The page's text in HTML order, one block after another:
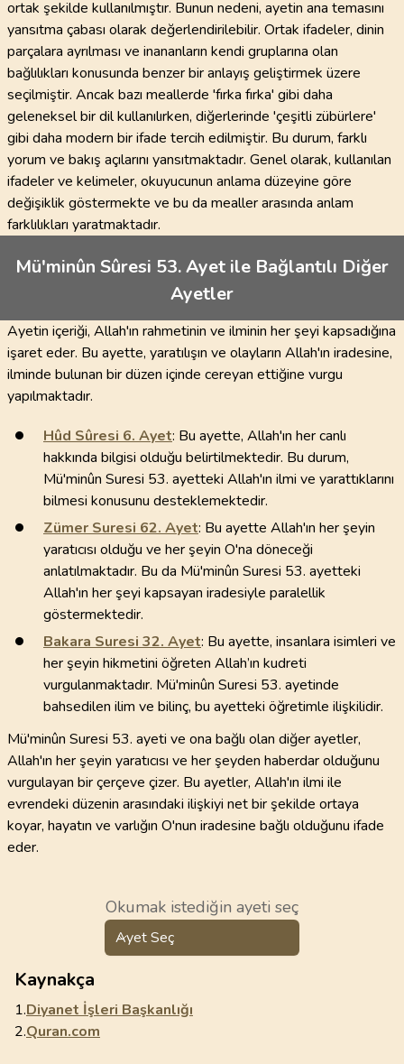
ortak şekilde kullanılmıştır. Bunun nedeni, ayetin ana temasını
yansıtma çabası olarak değerlendirilebilir. Ortak ifadeler, dinin
parçalara ayrılması ve inananların kendi gruplarına olan
bağlılıkları konusunda benzer bir anlayış geliştirmek üzere
seçilmiştir. Ancak bazı meallerde 'fırka fırka' gibi daha
geleneksel bir dil kullanılırken, diğerlerinde 'çeşitli zübürlere'
gibi daha modern bir ifade tercih edilmiştir. Bu durum, farklı
yorum ve bakış açılarını yansıtmaktadır. Genel olarak, kullanılan
ifadeler ve kelimeler, okuyucunun anlama düzeyine göre
değişiklik göstermekte ve bu da mealler arasında anlam
farklılıkları yaratmaktadır.
Mü'minûn Sûresi 53. Ayet ile Bağlantılı Diğer
Ayetler
Ayetin içeriği, Allah'ın rahmetinin ve ilminin her şeyi kapsadığına
işaret eder. Bu ayette, yaratılışın ve olayların Allah'ın iradesine,
ilminde bulunan bir düzen içinde cereyan ettiğine vurgu
yapılmaktadır.
Hûd Sûresi 6. Ayet: Bu ayette, Allah'ın her canlı
hakkında bilgisi olduğu belirtilmektedir. Bu durum,
Mü'minûn Suresi 53. ayetteki Allah'ın ilmi ve yarattıklarını
bilmesi konusunu desteklemektedir.
Zümer Suresi 62. Ayet: Bu ayette Allah'ın her şeyin
yaratıcısı olduğu ve her şeyin O'na döneceği
anlatılmaktadır. Bu da Mü'minûn Suresi 53. ayetteki
Allah'ın her şeyi kapsayan iradesiyle paralellik
göstermektedir.
Bakara Suresi 32. Ayet: Bu ayette, insanlara isimleri ve
her şeyin hikmetini öğreten Allah’ın kudreti
vurgulanmaktadır. Mü'minûn Suresi 53. ayetinde
bahsedilen ilim ve bilinç, bu ayetteki öğretimle ilişkilidir.
Mü'minûn Suresi 53. ayeti ve ona bağlı olan diğer ayetler,
Allah'ın her şeyin yaratıcısı ve her şeyden haberdar olduğunu
vurgulayan bir çerçeve çizer. Bu ayetler, Allah'ın ilmi ile
evrendeki düzenin arasındaki ilişkiyi net bir şekilde ortaya
koyar, hayatın ve varlığın O'nun iradesine bağlı olduğunu ifade
eder.
Okumak istediğin ayeti seç
Ayet Seç
Kaynakça
1.Diyanet İşleri Başkanlığı
2.Quran.com